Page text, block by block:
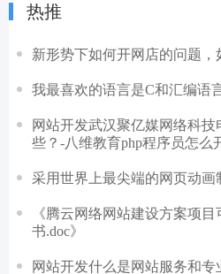
热推
新形势下如何开网店的问题
我最喜欢的语言是C和汇编语
网站开发武汉聚亿媒网络科
些？-八维教育php程序员怎么
采用世界上最尖端的网页动画
《腾云网络网站建设方案项
书.doc》
网站开发什么是网站服务和